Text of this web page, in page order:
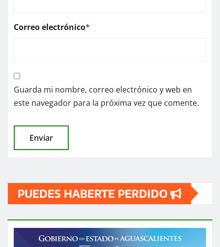
Correo electrónico*
Guarda mi nombre, correo electrónico y web en
este navegador para la próxima vez que comente.
PUEDES HABERTE PERDIDO